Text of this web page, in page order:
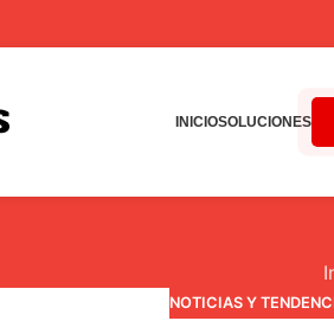
INICIOSOLUCIONES
NOTICIAS Y